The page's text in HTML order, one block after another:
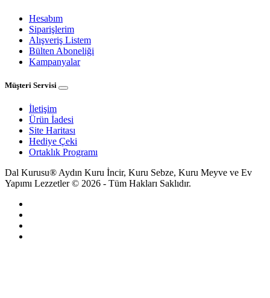
Hesabım
Siparişlerim
Alışveriş Listem
Bülten Aboneliği
Kampanyalar
Müşteri Servisi
İletişim
Ürün İadesi
Site Haritası
Hediye Çeki
Ortaklık Programı
Dal Kurusu® Aydın Kuru İncir, Kuru Sebze, Kuru Meyve ve Ev
Yapımı Lezzetler © 2026 - Tüm Hakları Saklıdır.